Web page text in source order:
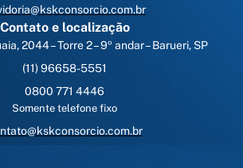
Contato e localização
2044 – Torre 2 – 9º andar – Barueri, SP
(11) 96658-5551
0800 771 4446
Somente telefone fixo